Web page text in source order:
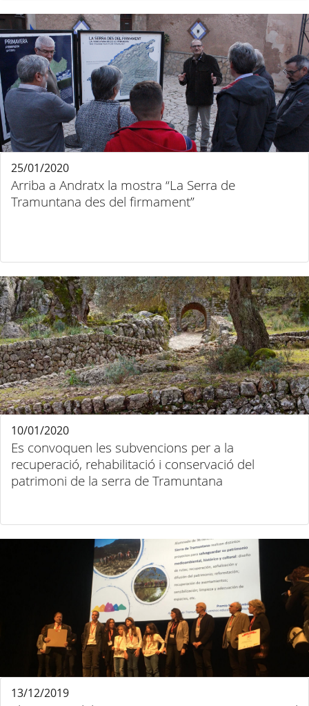
Arriba a Andratx la mostra “La Serra de
Tramuntana des del firmament”
25/01/2020
Es convoquen les subvencions per a la
recuperació, rehabilitació i conservació del
patrimoni de la serra de Tramuntana
10/01/2020
13/12/2019